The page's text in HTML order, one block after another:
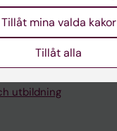
utbildning
Tillåt mina valda kakor
Tillåt alla